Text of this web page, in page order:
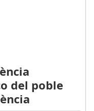
del poble